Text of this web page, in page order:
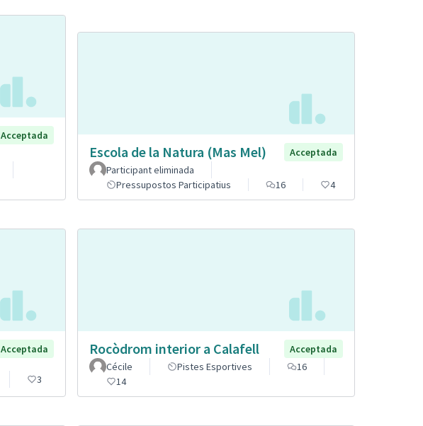
Acceptada
Escola de la Natura (Mas Mel)
Acceptada
Participant eliminada
Pressupostos Participatius
16 4
Acceptada
3
Rocòdrom interior a Calafell
Acceptada
Cécile
Pistes Esportives
16
14